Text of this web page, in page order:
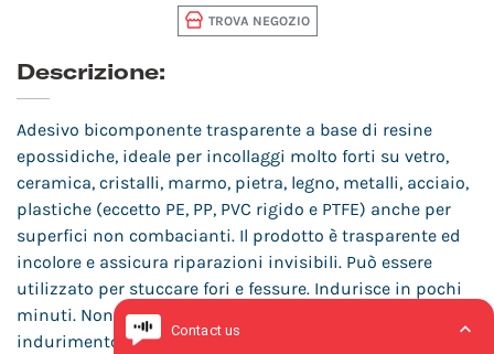
TROVA NEGOZIO
Descrizione:
Adesivo bicomponente trasparente a base di resine
epossidiche, ideale per incollaggi molto forti su vetro,
ceramica, cristalli, marmo, pietra, legno, metalli, acciaio,
plastiche (eccetto PE, PP, PVC rigido e PTFE) anche per
superfici non combacianti. Il prodotto è trasparente ed
incolore e assicura riparazioni invisibili. Può essere
utilizzato per stuccare fori e fessure. Indurisce in pochi
minuti. Non contiene solventi e non ritira. Dopo
indurimento può essere verniciato, trapanato o